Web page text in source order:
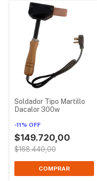
Soldador Tipo Martillo
Dacalor 300w
-11% OFF
$149.720,00
$168.440,00